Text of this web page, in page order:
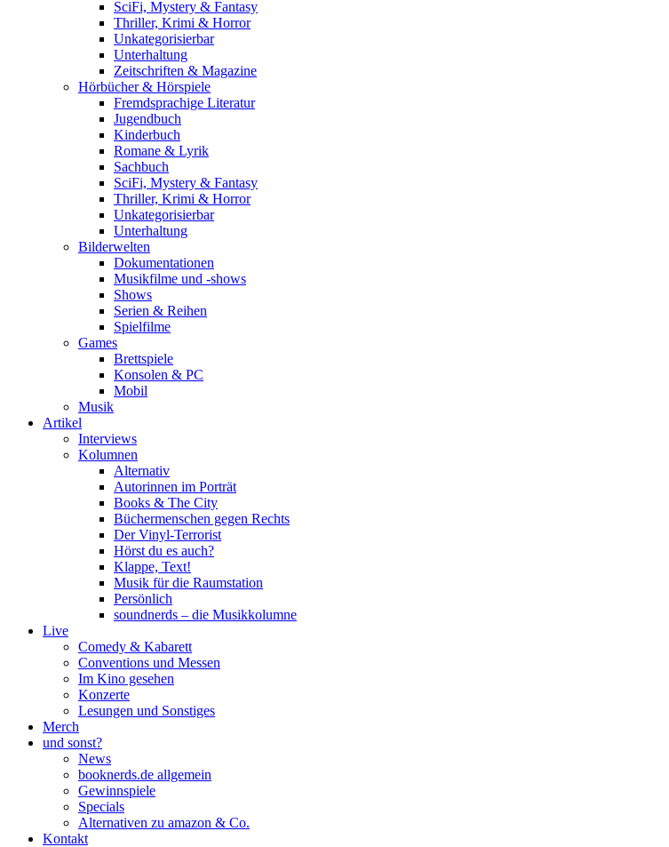
SciFi, Mystery & Fantasy
Thriller, Krimi & Horror
Unkategorisierbar
Unterhaltung
Zeitschriften & Magazine
Hörbücher & Hörspiele
Fremdsprachige Literatur
Jugendbuch
Kinderbuch
Romane & Lyrik
Sachbuch
SciFi, Mystery & Fantasy
Thriller, Krimi & Horror
Unkategorisierbar
Unterhaltung
Bilderwelten
Dokumentationen
Musikfilme und -shows
Shows
Serien & Reihen
Spielfilme
Games
Brettspiele
Konsolen & PC
Mobil
Musik
Artikel
Interviews
Kolumnen
Alternativ
Autorinnen im Porträt
Books & The City
Büchermenschen gegen Rechts
Der Vinyl-Terrorist
Hörst du es auch?
Klappe, Text!
Musik für die Raumstation
Persönlich
soundnerds – die Musikkolumne
Live
Comedy & Kabarett
Conventions und Messen
Im Kino gesehen
Konzerte
Lesungen und Sonstiges
Merch
und sonst?
News
booknerds.de allgemein
Gewinnspiele
Specials
Alternativen zu amazon & Co.
Kontakt